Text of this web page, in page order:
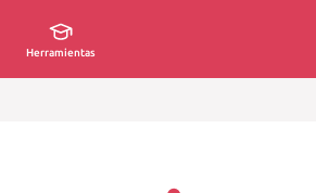
Herramientas